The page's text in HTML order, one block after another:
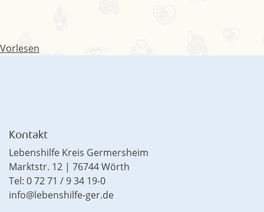
Vorlesen
Kontakt
Lebenshilfe Kreis Germersheim
Marktstr. 12 | 76744 Wörth
Tel: 0 72 71 / 9 34 19-0
info@lebenshilfe-ger.de